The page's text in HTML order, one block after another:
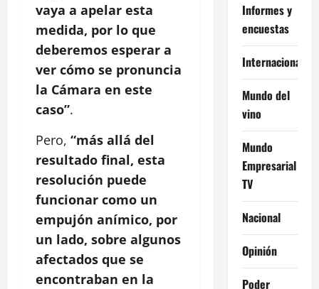
vaya a apelar esta
medida, por lo que
deberemos esperar a
ver cómo se pronuncia
la Cámara en este
caso”.
Pero, “más allá del
resultado final, esta
resolución puede
funcionar como un
empujón anímico, por
un lado, sobre algunos
afectados que se
encontraban en la
Informes y
encuestas
Internacional
Mundo del
vino
Mundo
Empresarial
TV
Nacional
Opinión
Poder